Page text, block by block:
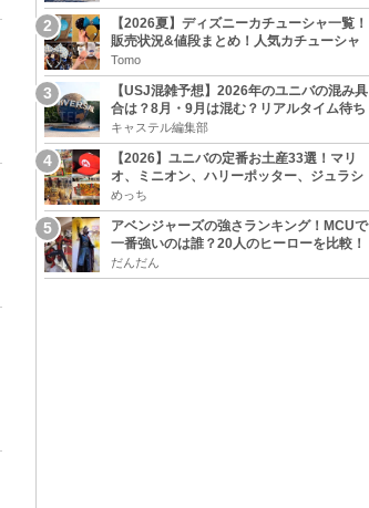
【2026夏】ディズニーカチューシャ一覧！
販売状況&値段まとめ！人気カチューシャ
をチェック
Tomo
【USJ混雑予想】2026年のユニバの混み具
合は？8月・9月は混む？リアルタイム待ち
時間アプリも
キャステル編集部
【2026】ユニバの定番お土産33選！マリ
オ、ミニオン、ハリーポッター、ジュラシ
ックパーク、セサミ、SINGなどのグッズ情
報
めっち
アベンジャーズの強さランキング！MCUで
一番強いのは誰？20人のヒーローを比較！
だんだん